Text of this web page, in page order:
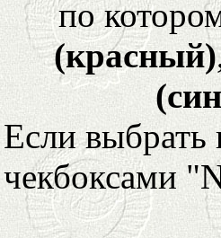
по
(красный)
Если
чекбоксами